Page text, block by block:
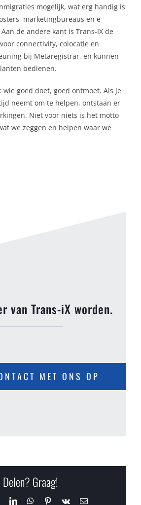
mogelijk, wat erg handig is
marketingbureaus en e-
de andere kant is Trans-IX de
connectivity, colocatie en
bij Metaregistrar, en kunnen
bedienen.
wie goed doet, goed ontmoet. Als je
neemt om te helpen, ontstaan er
Niet voor niets is het motto
we zeggen en helpen waar we
van Trans-iX worden.
MET ONS OP
Delen? Graag!
LinkedInWhatsApp
Pinterest
Vk
E-